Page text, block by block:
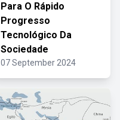
Para O Rápido
Progresso
Tecnológico Da
Sociedade
07 September 2024